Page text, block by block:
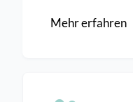
Mehr erfahren